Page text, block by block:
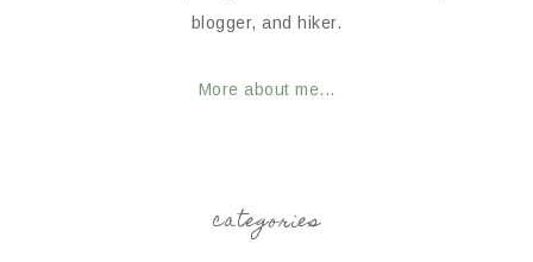
blogger, and hiker.
More about me...
categories